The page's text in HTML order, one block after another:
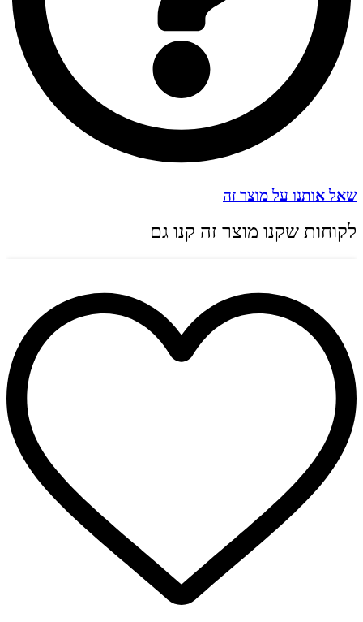
שאל אותנו על מוצר זה
לקוחות שקנו מוצר זה קנו גם